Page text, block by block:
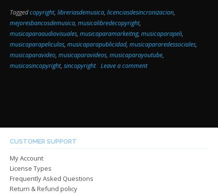
Taggedcopyright, libreriasdemusica, licenciasdesincronizacion,
mejoresbancosdemusica, musicalibredecopyright,
musicaparaaudiovisuales, musicaparamarkeitng, musicaparapeli,
musicaparapeliculas, musicaparapublicidad, musicapararedessociales,
musicaparavideo, musicaparavideos, musicaparayoutube,
musicasincopyright, sincopyright Leave a comment
CUSTOMER SUPPORT
My Account
License Types
Frequently Asked Questions
Return & Refund policy